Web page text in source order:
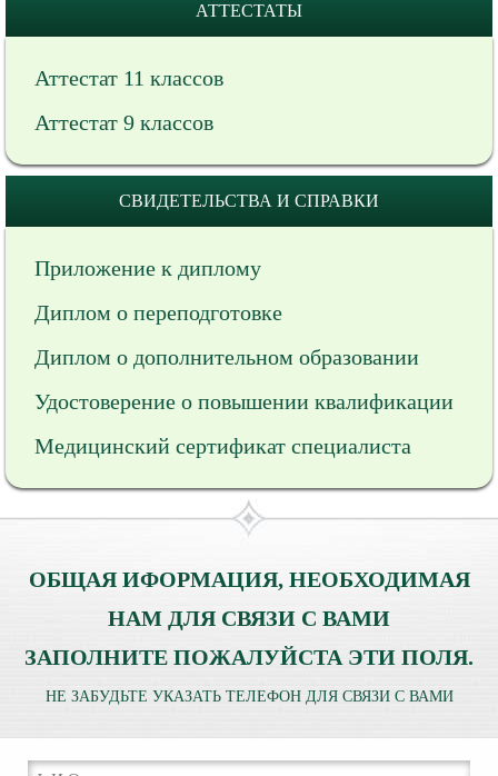
АТТЕСТАТЫ
Аттестат 11 классов
Аттестат 9 классов
СВИДЕТЕЛЬСТВА И СПРАВКИ
Приложение к диплому
Диплом о переподготовке
Диплом о дополнительном образовании
Удостоверение о повышении квалификации
Медицинский сертификат специалиста
ОБЩАЯ ИФОРМАЦИЯ, НЕОБХОДИМАЯ
НАМ ДЛЯ СВЯЗИ С ВАМИ
ЗАПОЛНИТЕ ПОЖАЛУЙСТА ЭТИ ПОЛЯ.
НЕ ЗАБУДЬТЕ УКАЗАТЬ ТЕЛЕФОН ДЛЯ СВЯЗИ С ВАМИ